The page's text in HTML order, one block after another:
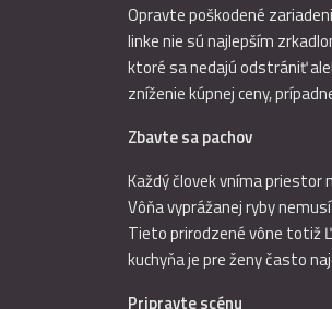
Opravte poškodené
linke nie sú najlepším
ktoré sa nedajú odstrániť
zníženie kúpnej ceny,
Zbavte sa pachov
Každý človek vníma priestor
Vôňa vyprážanej ryby
Tieto prirodzené vône totiž
kuchyňa je pre ženy často
Pripravte scénu